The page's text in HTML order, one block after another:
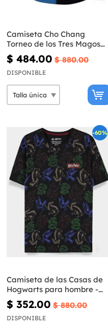
Camiseta Cho Chang
Torneo de los Tres Magos
para niños - Harry Potter
$ 484.00 $ 880.00
DISPONIBLE
-60%
Camiseta de las Casas de
Hogwarts para hombre -
Harry Potter
$ 352.00 $ 880.00
DISPONIBLE